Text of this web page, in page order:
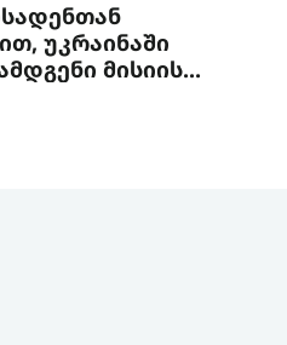
უკრაინაში
მისიის